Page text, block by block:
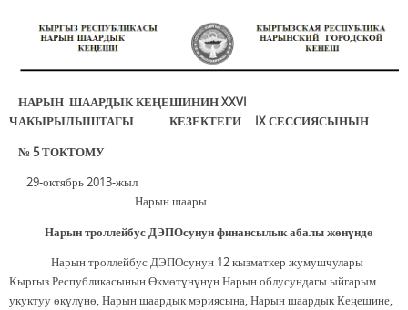
НАРЫН ШААРДЫК КЕҢЕШИНИН XXVI
ЧАКЫРЫЛЫШТАГЫ
КЕЗЕКТЕГИ IX СЕССИЯСЫНЫН
№ 5 ТОКТОМУ
29-октябрь 2013-жыл
Нарын шаары
Нарын троллейбус ДЭПОсунун финансылык абалы жөнүндө
Нарын троллейбус ДЭПОсунун 12 кызматкер жумушчулары
Кыргыз Республикасынын Өкмөтүнүнүн Нарын облусундагы ыйгарым
укуктуу өкүлүнө, Нарын шаардык мэриясына, Нарын шаардык Кеңешине,